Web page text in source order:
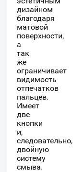
дизайном
благодаря
матовой
поверхности,
а
так
же
ограничивает
видимость
отпечатков
пальцев.
Имеет
две
кнопки
и,
следовательно,
двойную
систему
смыва.